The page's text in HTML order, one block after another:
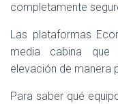
completamente
Las plataformas
media cabina que
elevación de manera
Para saber qué